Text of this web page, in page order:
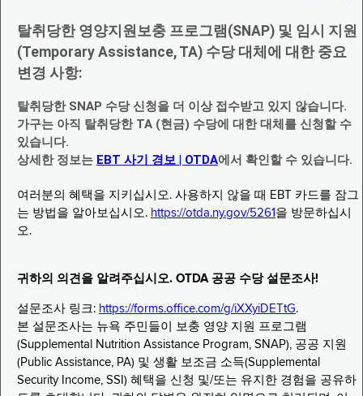
탈취당한 영양지원보충 프로그램(SNAP) 및 임시 지원
(Temporary Assistance, TA) 수당 대체에 대한 중요
변경 사항:
탈취당한 SNAP 수당 신청을 더 이상 접수받고 있지 않습니다.
가구는 아직 탈취당한 TA (현금) 수당에 대한 대체를 신청할 수
있습니다.
상세한 정보는 EBT 사기 경보 | OTDA에서 확인할 수 있습니다.
여러분의 혜택을 지키십시오. 사용하지 않을 때 EBT 카드를 잠그
는 방법을 알아보십시오. https://otda.ny.gov/5261 을 방문하십시
오.
귀하의 의견을 알려주십시오. OTDA 공공 수당 설문조사!
설문조사 링크: https://forms.office.com/g/iXXyiDETtG.
본 설문조사는 뉴욕 주민들이 보충 영양 지원 프로그램
(Supplemental Nutrition Assistance Program, SNAP), 공공 지원
(Public Assistance, PA) 및 생활 보조금 소득(Supplemental
Security Income, SSI) 혜택을 신청 및/또는 유지한 경험을 공유하